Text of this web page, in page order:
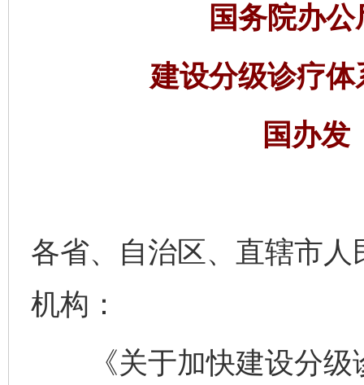
国务院办
建设分级诊疗
国办发
各省、自治区、直辖市
机构：
《关于加快建设分级